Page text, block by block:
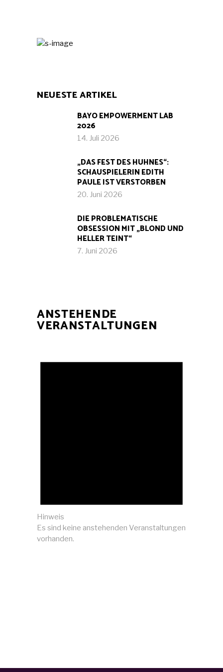
NEUESTE ARTIKEL
BAYO EMPOWERMENT LAB
2026
14. Juli 2026
„DAS FEST DES HUHNES“:
SCHAUSPIELERIN EDITH
PAULE IST VERSTORBEN
20. Juni 2026
DIE PROBLEMATISCHE
OBSESSION MIT „BLOND UND
HELLER TEINT“
7. Juni 2026
ANSTEHENDE
VERANSTALTUNGEN
Hinweis
Es sind keine anstehenden Veranstaltungen
vorhanden.